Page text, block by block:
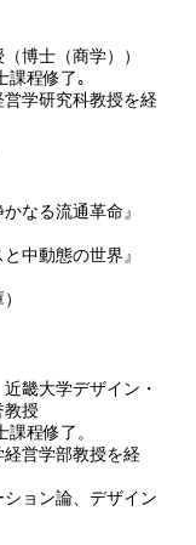
ト」
博士（商学））
程修了｡
学研究科教授を経
なる流通革命』
中動態の世界』
畿大学デザイン・
教授
程修了。
営学部教授を経
ョン論、デザイン